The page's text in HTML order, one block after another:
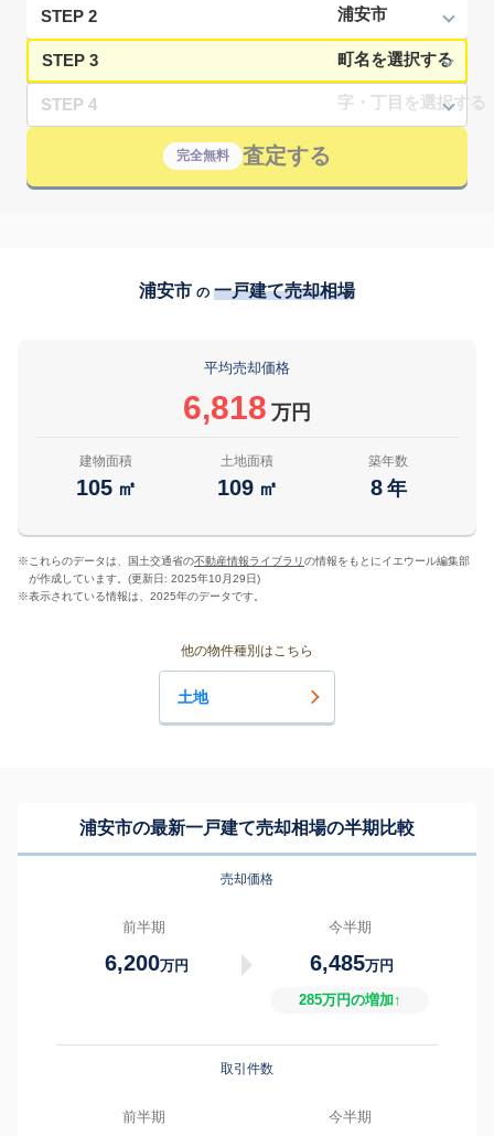
STEP 2
STEP 3
STEP 4
完全無料 査定する
浦安市 の 一戸建て売却相場
平均売却価格
6,818 万円
建物面積
105 ㎡
土地面積
109 ㎡
築年数
8 年
※ これらのデータは、国土交通省の不動産情報ライブラリの情報をもとにイエウール編集部
が作成しています。(更新日: 2025年10月29日)
※表示されている情報は、2025年のデータです。
他の物件種別はこちら
土地
浦安市の最新一戸建て売却相場の半期比較
売却価格
前半期
6,200万円
今半期
6,485万円
285万円の増加↑
取引件数
前半期 今半期